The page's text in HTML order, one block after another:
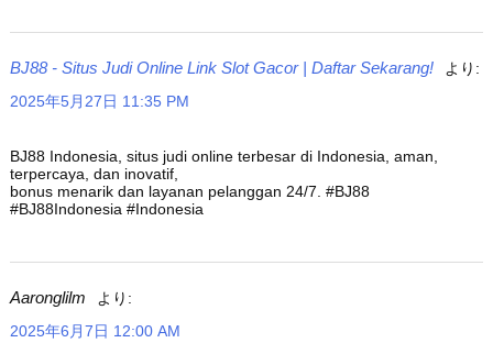
BJ88 - Situs Judi Online Link Slot Gacor | Daftar Sekarang!
より:
2025年5月27日 11:35 PM
BJ88 Indonesia, situs judi online terbesar di Indonesia, aman,
terpercaya, dan inovatif,
bonus menarik dan layanan pelanggan 24/7. #BJ88
#BJ88Indonesia #Indonesia
Aaronglilm
より:
2025年6月7日 12:00 AM